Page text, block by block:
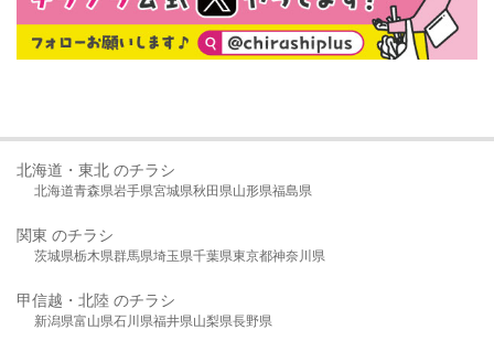
北海道・東北 のチラシ
北海道青森県岩手県宮城県秋田県山形県福島県
関東 のチラシ
茨城県栃木県群馬県埼玉県千葉県東京都神奈川県
甲信越・北陸 のチラシ
新潟県富山県石川県福井県山梨県長野県